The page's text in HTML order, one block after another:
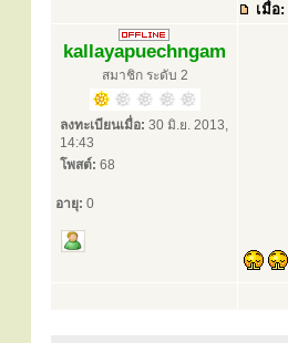
เมื่อ:
kallayapuechngam
สมาชิก ระดับ 2
ลงทะเบียนเมื่อ: 30 มิ.ย. 2013,
14:43
โพสต์: 68
อายุ: 0